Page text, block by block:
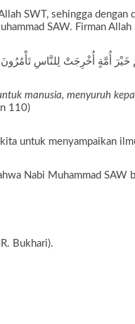
SWT, sehingga
SAW. Firman Allah
manusia, menyuruh
110)
untuk menyampaikan
Nabi Muhammad SAW
Bukhari).